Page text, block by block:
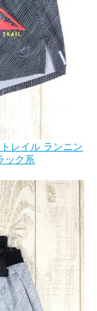
レイル ランニン
ック系